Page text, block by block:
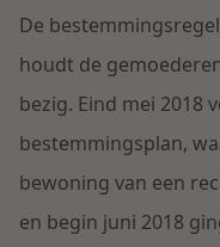
Herstructurering
Energie
Zorg & Sociaal
Dichtbij de
woningbouw
Internationale
Nieuws
Contact
Nederlands
De
houdt de
bezig. Eind mei 2018
bestemmingsplan,
bewoning van een
en begin juni 2018